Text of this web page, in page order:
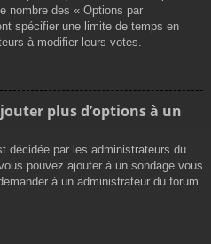
nombre des « Options par
spécifier une limite de temps en
à modifier leurs votes.
plus d’options à un
décidée par les administrateurs du
pouvez ajouter à un sondage vous
à un administrateur du forum